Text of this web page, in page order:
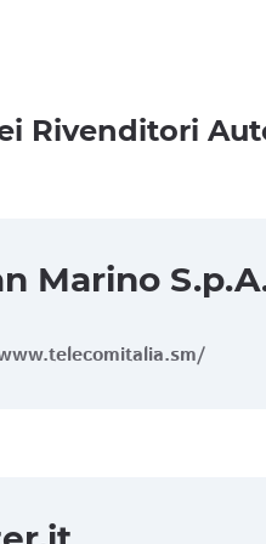
Rivenditori
Marino